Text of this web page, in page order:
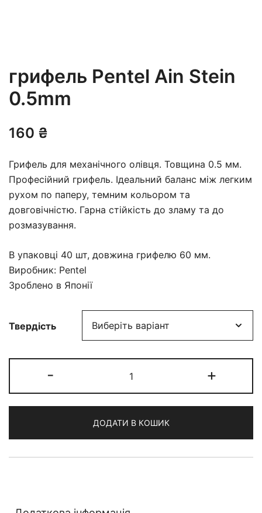
грифель Pentel Ain Stein
0.5mm
160 ₴
Грифель для механічного олівця. Товщина 0.5 мм.
Професійний грифель. Ідеальний баланс між легким
рухом по паперу, темним кольором та
довговічністю. Гарна стійкість до зламу та до
розмазування.
В упаковці 40 шт, довжина грифелю 60 мм.
Виробник: Pentel
Зроблено в Японії
Твердість
-
Pentel
Ain
0.5mm
кількість
+
ДОДАТИ В КОШИК